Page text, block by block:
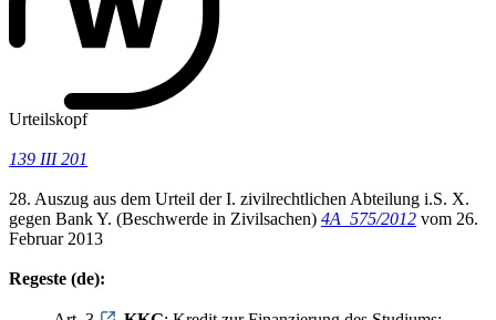
Urteilskopf
139 III 201
28. Auszug aus dem Urteil der I. zivilrechtlichen Abteilung i.S. X.
gegen Bank Y. (Beschwerde in Zivilsachen) 4A_575/2012 vom 26.
Februar 2013
Regeste (de):